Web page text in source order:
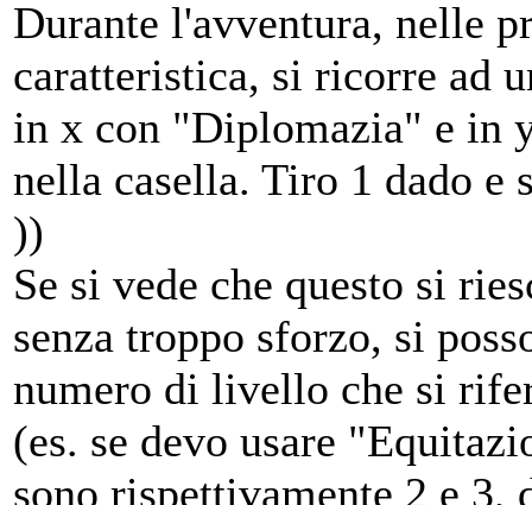
Durante l'avventura, nelle
caratteristica, si ricorre ad
in x con "Diplomazia" e in
nella casella. Tiro 1 dado e
))
Se si vede che questo si
senza troppo sforzo, si
numero di livello che si
(es. se devo usare
sono rispettivamente 2 e 3,